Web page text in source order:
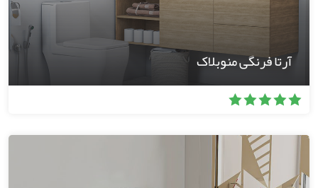
آرتا فرنگی منوبلاک